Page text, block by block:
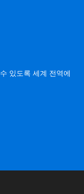
있도록 세계 전역에